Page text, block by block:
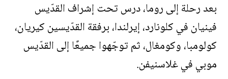
بعد رحلة إلى روما، درس تحت إشراف القدّيس
فينيان في كلونارد، إيرلندا، برفقة القدّيسين كيريان،
كولومبا، وكومغال، ثم توجّهوا جميعًا إلى القدّيس
موبي في غلاسنيفن.